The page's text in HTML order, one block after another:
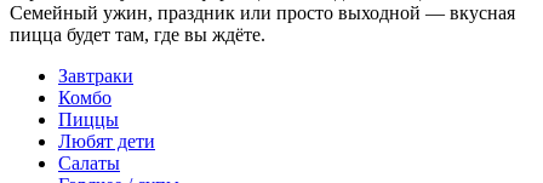
Семейный ужин, праздник или просто выходной — вкусная
пицца будет там, где вы ждёте.
Завтраки
Комбо
Пиццы
Любят дети
Салаты